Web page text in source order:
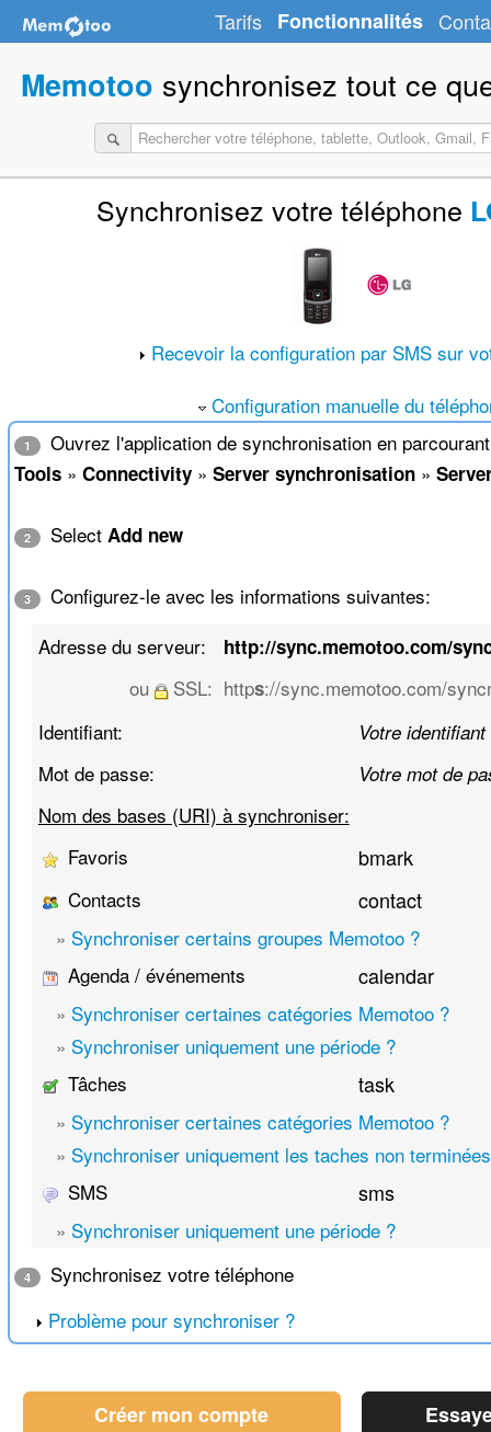
Tarifs Fonctionnalités
Memotoo synchronisez tout ce
Synchronisez votre téléphone
Recevoir la configuration par SMS sur
Configuration manuelle du
1 Ouvrez l'application de synchronisation en
Tools» Connectivity» Server synchronisation»
2 Select Add new
3
Configurez-le avec les informations suivantes:
Adresse du serveur:
http://sync.memotoo.com/
ou SSL: https://sync.memotoo.com/
Identifiant:
Votre identifiant
Mot de passe: Votre mot de
Nom des bases (URI) à synchroniser:
Favoris
bmark
Contacts contact
» Synchroniser certains groupes Memotoo ?
Agenda / événements
calendar
» Synchroniser certaines catégories Memotoo ?
» Synchroniser uniquement une période ?
Tâches
task
» Synchroniser certaines catégories Memotoo ?
» Synchroniser uniquement les taches non
SMS
sms
» Synchroniser uniquement une période ?
4
Synchronisez votre téléphone
Problème pour synchroniser ?
Créer mon compte